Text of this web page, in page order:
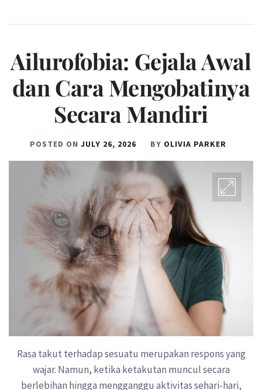
Ailurofobia: Gejala Awal
dan Cara Mengobatinya
Secara Mandiri
POSTED ON JULY 26, 2026 BY OLIVIA PARKER
Rasa takut terhadap sesuatu merupakan respons yang
wajar. Namun, ketika ketakutan muncul secara
berlebihan hingga mengganggu aktivitas sehari-hari,